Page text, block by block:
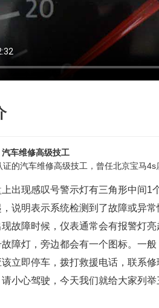
汽车维修高级技工
出现感叹号警示灯有三角形中间
说明表示系统检测到了故障或异
故障时候，仪表通常会有报警灯
障灯，旁边都会有一个图标。一
立即停车，拨打救援电话，联系
小心驾驶，今天我们就给大家列举